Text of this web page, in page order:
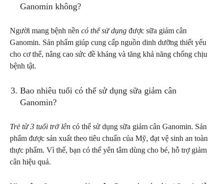
Ganomin không?
Người mang bệnh nền có thể sử dụng được sữa giảm cân
Ganomin. Sản phẩm giúp cung cấp nguồn dinh dưỡng thiết yếu
cho cơ thể, nâng cao sức đề kháng và tăng khả năng chống chịu
bệnh tật.
Bao nhiêu tuổi có thể sử dụng sữa giảm cân
Ganomin?
Trẻ từ 3 tuổi trở lên có thể sử dụng sữa giảm cân Ganomin. Sản
phẩm được sản xuất theo tiêu chuẩn của Mỹ, đạt vệ sinh an toàn
thực phẩm. Vì thế, bạn có thể yên tâm dùng cho bé, hỗ trợ giảm
cân hiệu quả.